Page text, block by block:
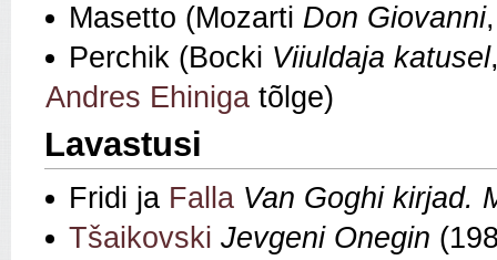
Masetto (Mozarti Don Giovanni
Perchik (Bocki Viiuldaja katusel
Andres Ehiniga tõlge)
Lavastusi
Fridi ja Falla Van Goghi kirjad.
Tšaikovski Jevgeni Onegin